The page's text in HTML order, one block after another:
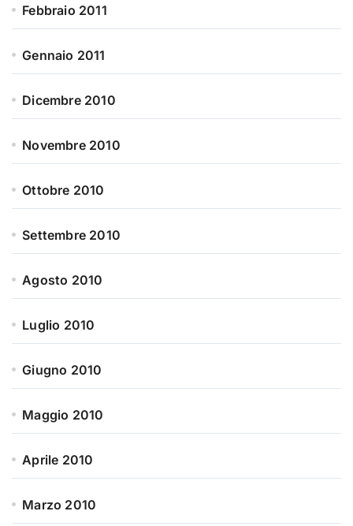
Febbraio 2011
Gennaio 2011
Dicembre 2010
Novembre 2010
Ottobre 2010
Settembre 2010
Agosto 2010
Luglio 2010
Giugno 2010
Maggio 2010
Aprile 2010
Marzo 2010